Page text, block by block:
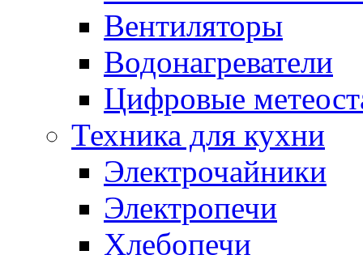
Вентиляторы
Водонагреватели
Цифровые
Техника для кухни
Электрочайники
Электропечи
Хлебопечи